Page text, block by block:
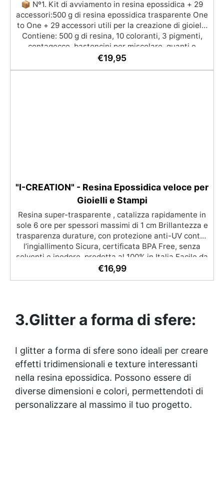
📦 Nº1. Kit di avviamento in resina epossidica + 29
accessori:500 g di resina epossidica trasparente One
to One + 29 accessori utili per la creazione di gioielli.
Contiene: 500 g di resina, 10 coloranti, 3 pigmenti,
contagocce, bastoncini per miscelare, guanti e
bicchieri. 📦 Nº2. Kit di avviamento in resina
€19,95
"I-CREATION" - Resina Epossidica veloce per
Gioielli e Stampi
Resina super-trasparente , catalizza rapidamente in
sole 6 ore per spessori massimi di 1 cm Brillantezza e
trasparenza durature, con protezione anti-UV contro
l’ingiallimento Sicura, certificata BPA Free, senza
solventi e inodore, prodotta al 100% in Italia Facile da
usare (rapporto 2:1) e lavorare, con bassa viscosità
€16,99
3.Glitter a forma di sfere:
I glitter a forma di sfere sono ideali per creare
effetti tridimensionali e texture interessanti
nella resina epossidica. Possono essere di
diverse dimensioni e colori, permettendoti di
personalizzare al massimo il tuo progetto.